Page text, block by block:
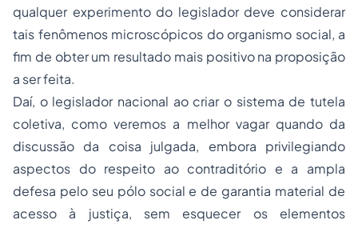
qualquer experimento do legislador deve considerar
tais fenômenos microscópicos do organismo social, a
fim de obter um resultado mais positivo na proposição
a ser feita.
Daí, o legislador nacional ao criar o sistema de tutela
coletiva, como veremos a melhor vagar quando da
discussão da coisa julgada, embora privilegiando
aspectos do respeito ao contraditório e a ampla
defesa pelo seu pólo social e de garantia material de
acesso à justiça, sem esquecer os elementos